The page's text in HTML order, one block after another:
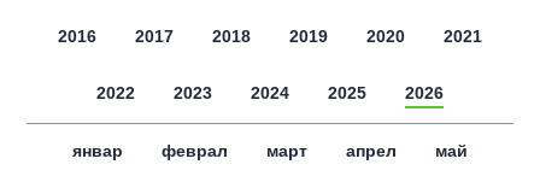
2016 2017 2018 2019 2020 2021
2022 2023 2024 2025 2026
январ феврал март апрел май